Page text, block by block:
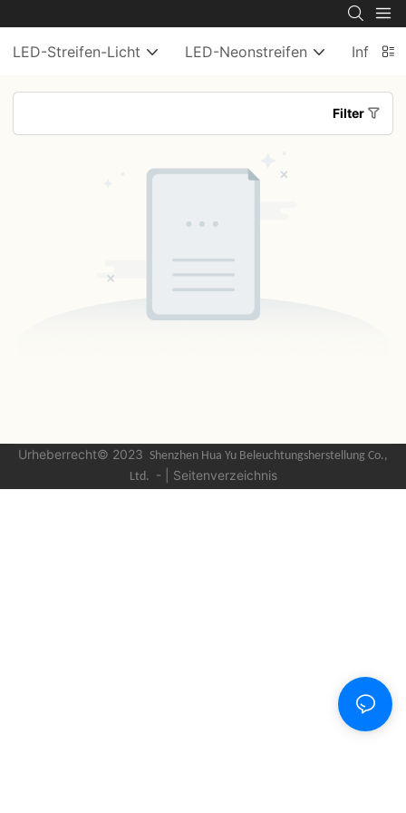
LED-Streifen-Licht LED-Neonstreifen
Filter
Urheberrecht© 2023 Shenzhen Hua Yu Beleuchtungsherstellung Co.,
Ltd. - Seitenverzeichnis